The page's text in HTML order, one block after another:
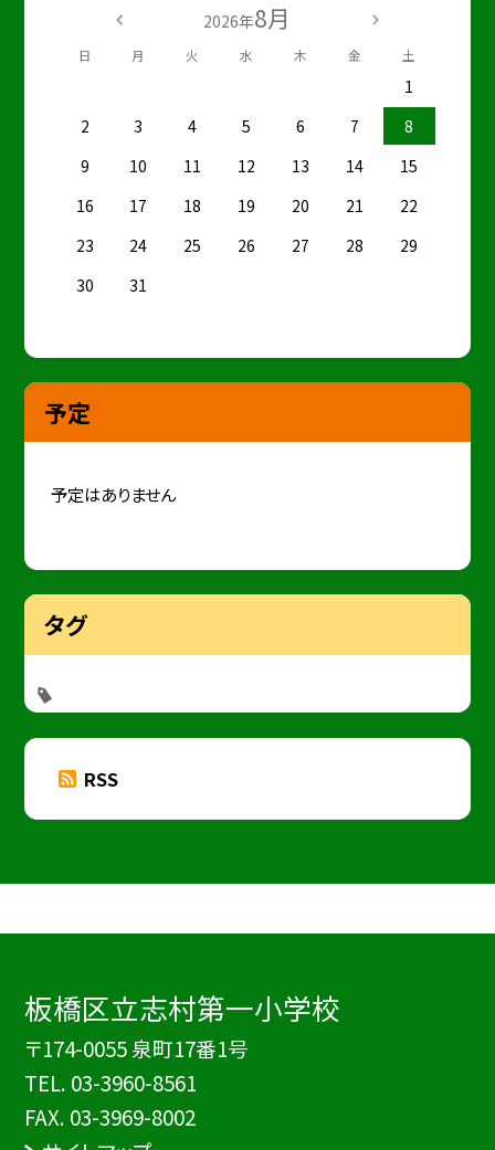
2026年8月
日 月 火 水 木 金 土
1
2
3 4 5 6 7
8
9
10 11 12 13 14
15
16
17 18 19 20 21
22
23
24 25 26 27 28
29
30
31
予定
予定はありません
タグ
RSS
板橋区立志村第一小学校
〒174-0055 泉町17番1号
TEL. 03-3960-8561
FAX. 03-3969-8002